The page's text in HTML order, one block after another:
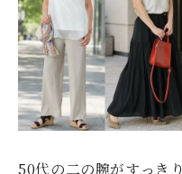
50代の二の腕がすっきり